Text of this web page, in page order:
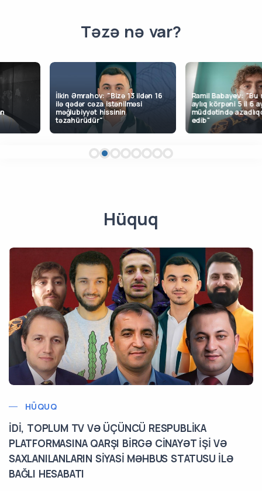
Təzə nə var?
İlkin Əmrahov: "Bizə 13 ildən 16
ilə qədər cəza istənilməsi
məğlubiyyət hissinin
təzahürüdür"
Ramil Babayev: "Bu
aylıq körpəni 5 il 6 ay
müddətində
edib"
Hüquq
HÜQUQ
İDİ, TOPLUM TV VƏ ÜÇÜNCÜ RESPUBLİKA
PLATFORMASINA QARŞI BİRGƏ CİNAYƏT İŞİ VƏ
SAXLANILANLARIN SİYASİ MƏHBUS STATUSU İLƏ
BAĞLI HESABATI